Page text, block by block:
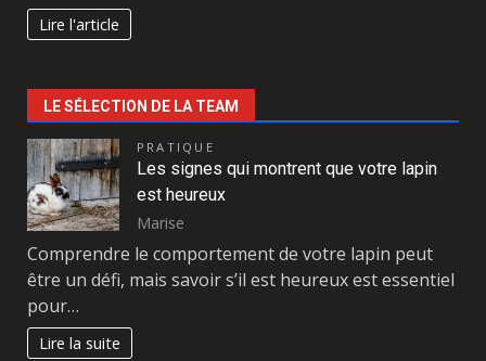
Lire l'article
LE SÉLECTION DE LA TEAM
PRATIQUE
Les signes qui montrent que votre lapin
est heureux
Marise
Comprendre le comportement de votre lapin peut
être un défi, mais savoir s’il est heureux est essentiel
pour…
Lire la suite